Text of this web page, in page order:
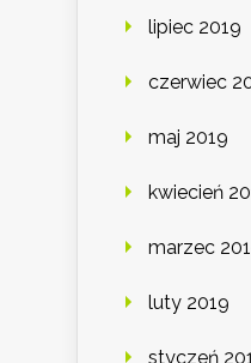
lipiec 2019
czerwiec
maj 2019
kwiecień
marzec
luty 2019
styczeń